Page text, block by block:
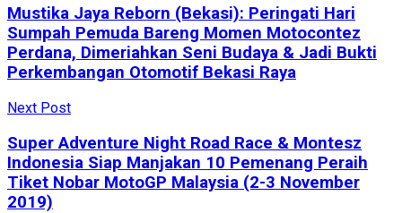
Mustika Jaya Reborn (Bekasi): Peringati Hari
Sumpah Pemuda Bareng Momen Motocontez
Perdana, Dimeriahkan Seni Budaya & Jadi Bukti
Perkembangan Otomotif Bekasi Raya
Next Post
Super Adventure Night Road Race & Montesz
Indonesia Siap Manjakan 10 Pemenang Peraih
Tiket Nobar MotoGP Malaysia (2-3 November
2019)